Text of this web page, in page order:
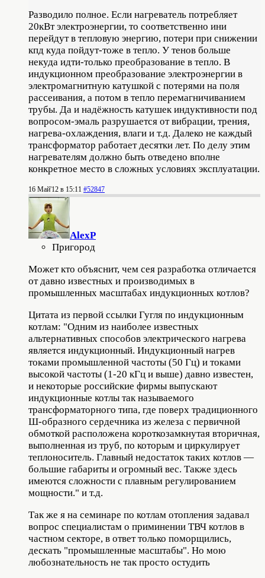
Разводило полное. Если нагреватель потребляет
20кВт электроэнергии, то соответственно ини
перейдут в тепловую энергию, потери при снижении
кпд куда пойдут-тоже в тепло. У тенов больше
некуда идти-только преобразование в тепло. В
индукционном преобразование электроэнергии в
электромагнитную катушкой с потерями на поля
рассеивания, а потом в тепло перемагничиванием
трубы. Да и надёжность катушек индуктивности под
вопросом-эмаль разрушается от вибрации, трения,
нагрева-охлаждения, влаги и т.д. Далеко не каждый
трансформатор работает десятки лет. По делу этим
нагревателям должно быть отведено вполне
конкретное место в сложных условиях эксплуатации.
16 Май'12 в 15:11 #52847
AlexP
Пригород
Может кто объяснит, чем сея разработка отличается
от давно известных и производимых в
промышленных масштабах индукционных котлов?
Цитата из первой ссылки Гугля по индукционным
котлам: "Одним из наиболее известных
альтернативных способов электрического нагрева
является индукционный. Индукционный нагрев
токами промышленной частоты (50 Гц) и токами
высокой частоты (1-20 кГц и выше) давно известен,
и некоторые российские фирмы выпускают
индукционные котлы так называемого
трансформаторного типа, где поверх традиционного
Ш-образного сердечника из железа с первичной
обмоткой расположена короткозамкнутая вторичная,
выполненная из труб, по которым и циркулирует
теплоноситель. Главный недостаток таких котлов —
большие габариты и огромный вес. Также здесь
имеются сложности с плавным регулированием
мощности." и т.д.
Так же я на семинаре по котлам отопления задавал
вопрос специалистам о приминении ТВЧ котлов в
частном секторе, в ответ только поморщились,
дескать "промышленные масштабы". Но мою
любознательность не так просто остудить